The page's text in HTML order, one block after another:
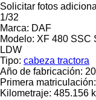
Solicitar fotos
1/32
Marca: DAF
Modelo: XF 480 SSC
LDW
Tipo: cabeza tractora
Año de fabricación:
Primera matriculación:
Kilometraje: 485.156